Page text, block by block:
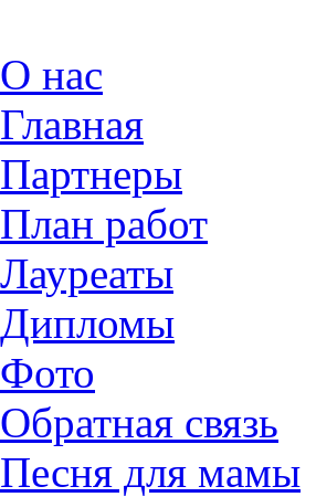
О нас
Главная
Партнеры
План работ
Лауреаты
Дипломы
Фото
Обратная связь
Песня для мамы